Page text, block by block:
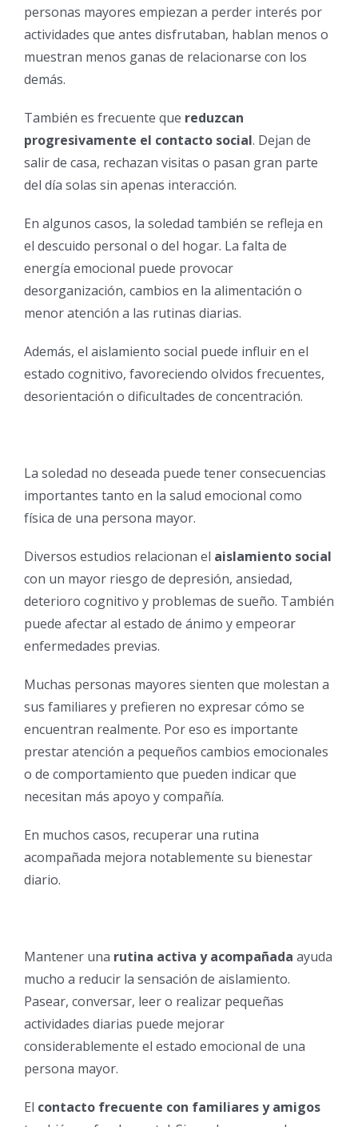
personas mayores empiezan a perder interés por
actividades que antes disfrutaban, hablan menos o
muestran menos ganas de relacionarse con los
demás.
También es frecuente que reduzcan
progresivamente el contacto social. Dejan de
salir de casa, rechazan visitas o pasan gran parte
del día solas sin apenas interacción.
En algunos casos, la soledad también se refleja en
el descuido personal o del hogar. La falta de
energía emocional puede provocar
desorganización, cambios en la alimentación o
menor atención a las rutinas diarias.
Además, el aislamiento social puede influir en el
estado cognitivo, favoreciendo olvidos frecuentes,
desorientación o dificultades de concentración.
La soledad no deseada puede tener consecuencias
importantes tanto en la salud emocional como
física de una persona mayor.
Diversos estudios relacionan el aislamiento social
con un mayor riesgo de depresión, ansiedad,
deterioro cognitivo y problemas de sueño. También
puede afectar al estado de ánimo y empeorar
enfermedades previas.
Muchas personas mayores sienten que molestan a
sus familiares y prefieren no expresar cómo se
encuentran realmente. Por eso es importante
prestar atención a pequeños cambios emocionales
o de comportamiento que pueden indicar que
necesitan más apoyo y compañía.
En muchos casos, recuperar una rutina
acompañada mejora notablemente su bienestar
diario.
Mantener una rutina activa y acompañada ayuda
mucho a reducir la sensación de aislamiento.
Pasear, conversar, leer o realizar pequeñas
actividades diarias puede mejorar
considerablemente el estado emocional de una
persona mayor.
El contacto frecuente con familiares y amigos